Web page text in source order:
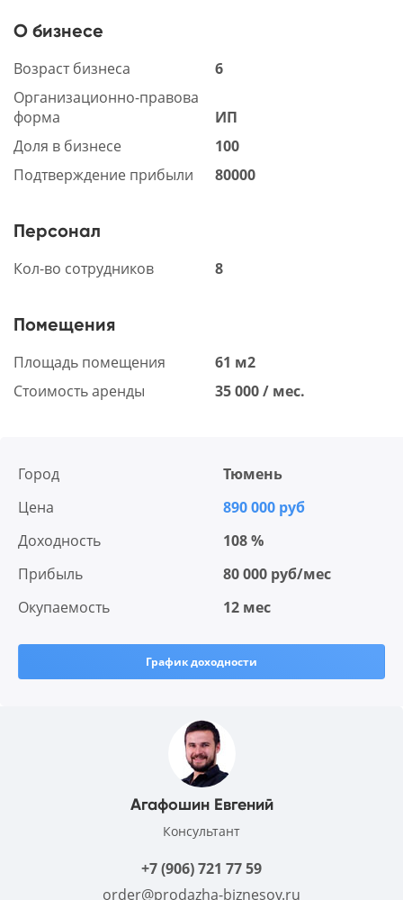
О бизнесе
Возраст бизнеса
6
Организационно-правова
форма
ИП
Доля в бизнесе
100
Подтверждение прибыли
80000
Персонал
Кол-во сотрудников 8
Помещения
Площадь помещения
61 м2
Стоимость аренды
35 000 / мес.
Город
Тюмень
Цена
890 000 руб
Доходность
108 %
Прибыль
80 000 руб/мес
Окупаемость
12 мес
График доходности
Агафошин Евгений
Консультант
+7 (906) 721 77 59
order@prodazha-biznesov.ru